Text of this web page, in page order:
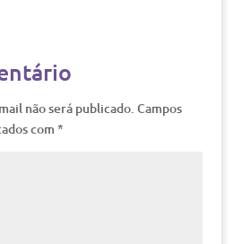
não será publicado. Campos
com *